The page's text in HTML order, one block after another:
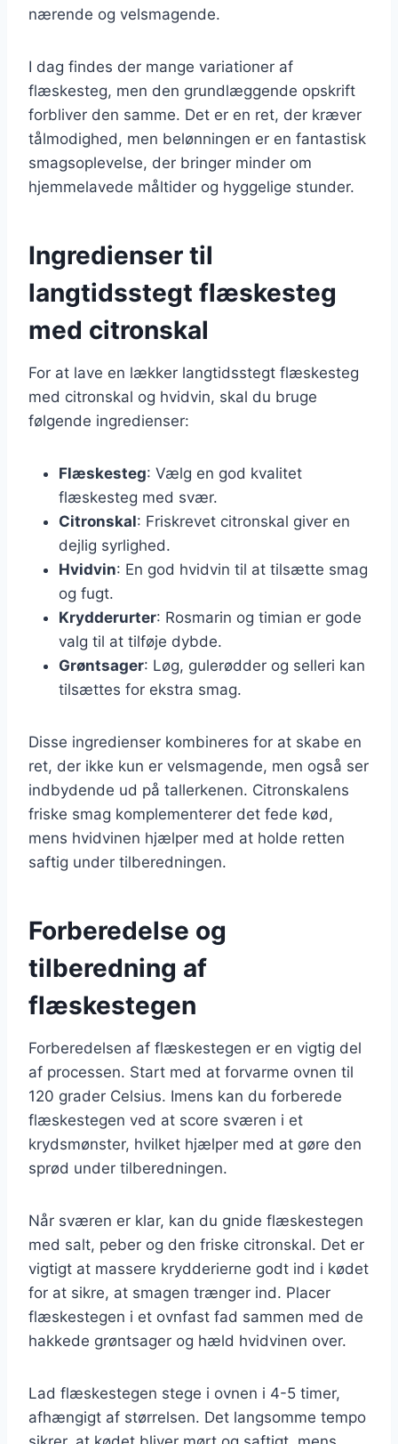
nærende og velsmagende.
I dag findes der mange variationer af
flæskesteg, men den grundlæggende opskrift
forbliver den samme. Det er en ret, der kræver
tålmodighed, men belønningen er en fantastisk
smagsoplevelse, der bringer minder om
hjemmelavede måltider og hyggelige stunder.
Ingredienser til
langtidsstegt flæskesteg
med citronskal
For at lave en lækker langtidsstegt flæskesteg
med citronskal og hvidvin, skal du bruge
følgende ingredienser:
Flæskesteg: Vælg en god kvalitet
flæskesteg med svær.
Citronskal: Friskrevet citronskal giver en
dejlig syrlighed.
Hvidvin: En god hvidvin til at tilsætte smag
og fugt.
Krydderurter: Rosmarin og timian er gode
valg til at tilføje dybde.
Grøntsager: Løg, gulerødder og selleri kan
tilsættes for ekstra smag.
Disse ingredienser kombineres for at skabe en
ret, der ikke kun er velsmagende, men også ser
indbydende ud på tallerkenen. Citronskalens
friske smag komplementerer det fede kød,
mens hvidvinen hjælper med at holde retten
saftig under tilberedningen.
Forberedelse og
tilberedning af
flæskestegen
Forberedelsen af flæskestegen er en vigtig del
af processen. Start med at forvarme ovnen til
120 grader Celsius. Imens kan du forberede
flæskestegen ved at score sværen i et
krydsmønster, hvilket hjælper med at gøre den
sprød under tilberedningen.
Når sværen er klar, kan du gnide flæskestegen
med salt, peber og den friske citronskal. Det er
vigtigt at massere krydderierne godt ind i kødet
for at sikre, at smagen trænger ind. Placer
flæskestegen i et ovnfast fad sammen med de
hakkede grøntsager og hæld hvidvinen over.
Lad flæskestegen stege i ovnen i 4-5 timer,
afhængigt af størrelsen. Det langsomme tempo